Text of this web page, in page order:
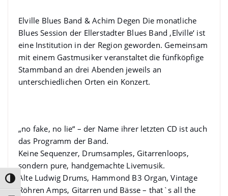
Umschalten auf hohe Kontraste
Elville Blues Band & Achim Degen Die monatliche
Blues Session der Ellerstadter Blues Band ‚Elville‘ ist
eine Institution in der Region geworden. Gemeinsam
mit einem Gastmusiker veranstaltet die fünfköpfige
Stammband an drei Abenden jeweils an
unterschiedlichen Orten ein Konzert.
„no fake, no lie“ – der Name ihrer letzten CD ist auch
das Programm der Band.
Keine Sequenzer, Drumsamples, Gitarrenloops,
sondern pure, handgemachte Livemusik.
Alte Ludwig Drums, Hammond B3 Organ, Vintage
Röhren Amps, Gitarren und Bässe – that`s all the